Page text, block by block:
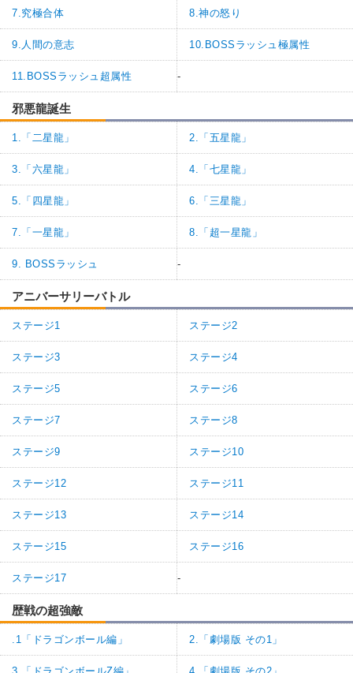
7.究極合体 8.神の怒り
9.人間の意志 10.BOSSラッシュ極属性
11.BOSSラッシュ超属性 -
邪悪龍誕生
1.「二星龍」 2.「五星龍」
3.「六星龍」 4.「七星龍」
5.「四星龍」 6.「三星龍」
7.「一星龍」 8.「超一星龍」
9. BOSSラッシュ -
アニバーサリーバトル
ステージ1 ステージ2
ステージ3 ステージ4
ステージ5 ステージ6
ステージ7 ステージ8
ステージ9 ステージ10
ステージ12 ステージ11
ステージ13 ステージ14
ステージ15 ステージ16
ステージ17 -
歴戦の超強敵
.1「ドラゴンボール編」 2.「劇場版 その1」